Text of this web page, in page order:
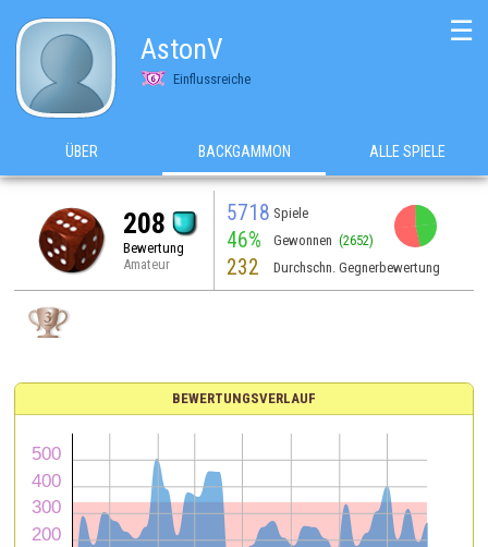
AstonV
Einflussreiche
☰
ÜBER BACKGAMMON ALLE SPIELE
208
Bewertung
Amateur
5718 Spiele
46% Gewonnen (2652)
232 Durchschn. Gegnerbewertung
BEWERTUNGSVERLAUF